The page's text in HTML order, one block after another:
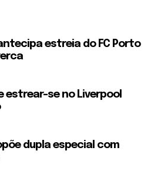
estreia do FC Porto
estrear-se no Liverpool
dupla especial com